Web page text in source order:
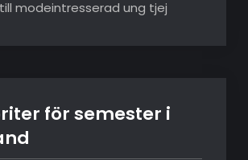
modeintresserad ung tjej
för semester i